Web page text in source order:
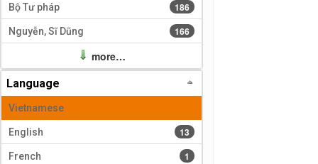
Bộ Tư pháp 186 results
186
Nguyễn, Sĩ Dũng 166 results
166
more…
Language
Vietnamese
English 13 results
13
French 1 results
1